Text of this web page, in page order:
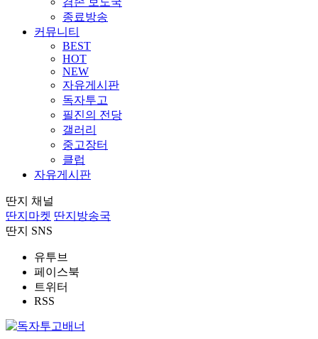
종료방송
커뮤니티
BEST
HOT
NEW
자유게시판
독자투고
필진의 전당
갤러리
중고장터
클럽
자유게시판
딴지 채널
딴지마켓 딴지방송국
딴지 SNS
유투브
페이스북
트위터
RSS